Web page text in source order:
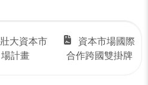
壯大資本市
場計畫
資本市場國際
合作跨國雙掛牌